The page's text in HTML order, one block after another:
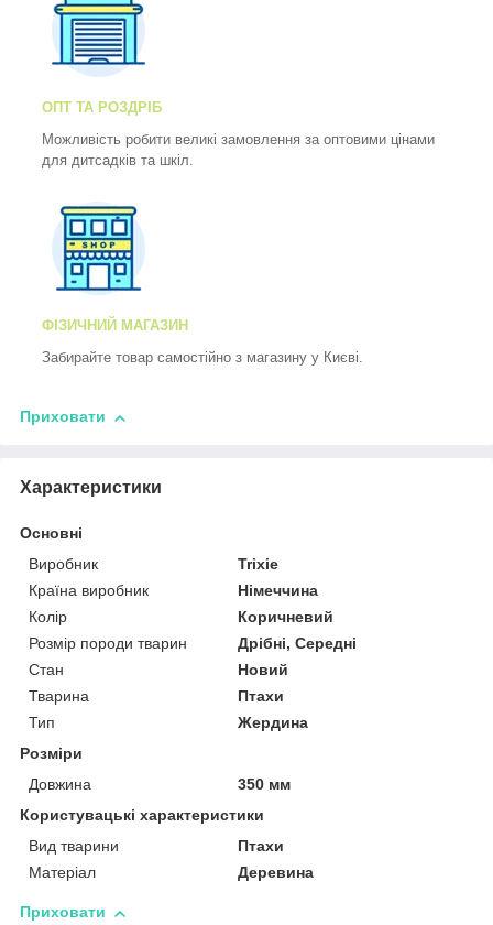
ОПТ ТА РОЗДРІБ
Можливість робити великі замовлення за оптовими цінами
для дитсадків та шкіл.
ФІЗИЧНИЙ МАГАЗИН
Забирайте товар самостійно з магазину у Києві.
Приховати
Характеристики
Основні
Виробник
Trixie
Країна виробник
Німеччина
Колір
Коричневий
Розмір породи тварин
Дрібні, Середні
Стан
Новий
Тварина
Птахи
Тип
Жердина
Розміри
Довжина
350 мм
Користувацькі характеристики
Вид тварини
Птахи
Матеріал
Деревина
Приховати